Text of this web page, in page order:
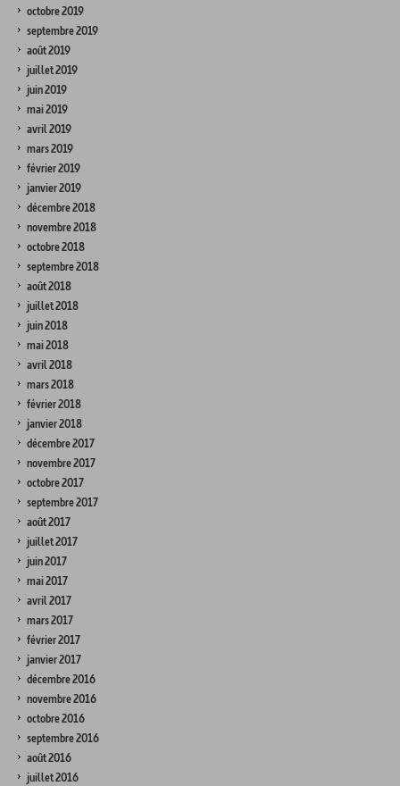
octobre 2019
septembre 2019
août 2019
juillet 2019
juin 2019
mai 2019
avril 2019
mars 2019
février 2019
janvier 2019
décembre 2018
novembre 2018
octobre 2018
septembre 2018
août 2018
juillet 2018
juin 2018
mai 2018
avril 2018
mars 2018
février 2018
janvier 2018
décembre 2017
novembre 2017
octobre 2017
septembre 2017
août 2017
juillet 2017
juin 2017
mai 2017
avril 2017
mars 2017
février 2017
janvier 2017
décembre 2016
novembre 2016
octobre 2016
septembre 2016
août 2016
juillet 2016